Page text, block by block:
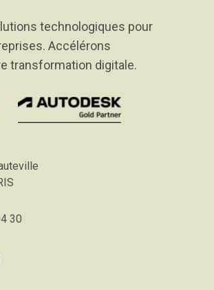
technologiques pour
Accélérons
transformation digitale.
30